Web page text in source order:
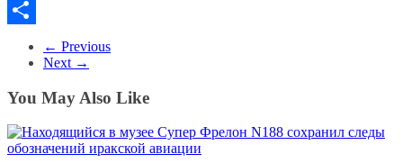
Blogger
← Previous
Next →
You May Also Like